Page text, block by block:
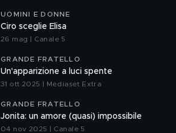
UOMINI E DONNE
Ciro sceglie Elisa
26 mag | Canale 5
GRANDE FRATELLO
Un'apparizione a luci spente
31 ott 2025 | Mediaset Extra
GRANDE FRATELLO
Jonita: un amore (quasi) impossibile
04 nov 2025 | Canale 5